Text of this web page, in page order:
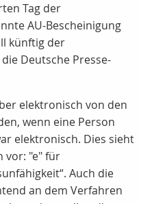
Tag der
AU-Bescheinigung
künftig der
Deutsche Presse-
elektronisch von den
wenn eine Person
elektronisch. Dies sieht
vor: "e" für
Auch die
an dem Verfahren